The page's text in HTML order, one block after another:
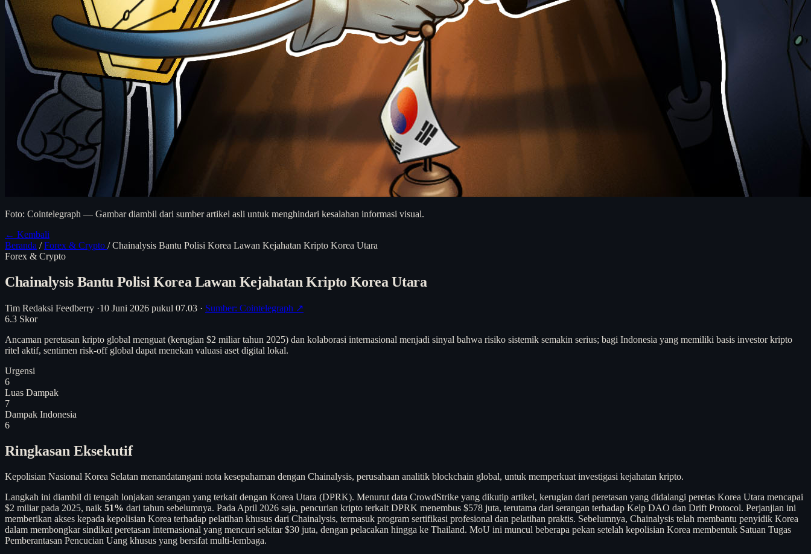
Foto: Cointelegraph — Gambar diambil dari sumber artikel asli untuk menghindari kesalahan informasi visual.
← Kembali
Beranda / Forex & Crypto / Chainalysis Bantu Polisi Korea Lawan Kejahatan Kripto Korea Utara
Forex & Crypto
Chainalysis Bantu Polisi Korea Lawan Kejahatan Kripto Korea Utara
Tim Redaksi Feedberry ·10 Juni 2026 pukul 07.03 · Sumber: Cointelegraph ↗
6.3 Skor
Ancaman peretasan kripto global menguat (kerugian $2 miliar tahun 2025) dan kolaborasi internasional menjadi sinyal bahwa risiko sistemik semakin serius; bagi Indonesia yang memiliki basis investor kripto
ritel aktif, sentimen risk-off global dapat menekan valuasi aset digital lokal.
Urgensi
6
Luas Dampak
7
Dampak Indonesia
6
Ringkasan Eksekutif
Kepolisian Nasional Korea Selatan menandatangani nota kesepahaman dengan Chainalysis, perusahaan analitik blockchain global, untuk memperkuat investigasi kejahatan kripto.
Langkah ini diambil di tengah lonjakan serangan yang terkait dengan Korea Utara (DPRK). Menurut data CrowdStrike yang dikutip artikel, kerugian dari peretasan yang didalangi peretas Korea Utara mencapai
$2 miliar pada 2025, naik 51% dari tahun sebelumnya. Pada April 2026 saja, pencurian kripto terkait DPRK menembus $578 juta, terutama dari serangan terhadap Kelp DAO dan Drift Protocol. Perjanjian ini
memberikan akses kepada kepolisian Korea terhadap pelatihan khusus dari Chainalysis, termasuk program sertifikasi profesional dan pelatihan praktis. Sebelumnya, Chainalysis telah membantu penyidik Korea
dalam membongkar sindikat peretasan internasional yang mencuri sekitar $30 juta, dengan pelacakan hingga ke Thailand. MoU ini muncul beberapa pekan setelah kepolisian Korea membentuk Satuan Tugas
Pemberantasan Pencucian Uang khusus yang bersifat multi-lembaga.